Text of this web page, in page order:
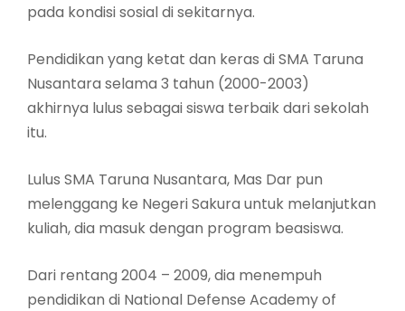
pada kondisi sosial di sekitarnya.
Pendidikan yang ketat dan keras di SMA Taruna
Nusantara selama 3 tahun (2000-2003)
akhirnya lulus sebagai siswa terbaik dari sekolah
itu.
Lulus SMA Taruna Nusantara, Mas Dar pun
melenggang ke Negeri Sakura untuk melanjutkan
kuliah, dia masuk dengan program beasiswa.
Dari rentang 2004 – 2009, dia menempuh
pendidikan di National Defense Academy of